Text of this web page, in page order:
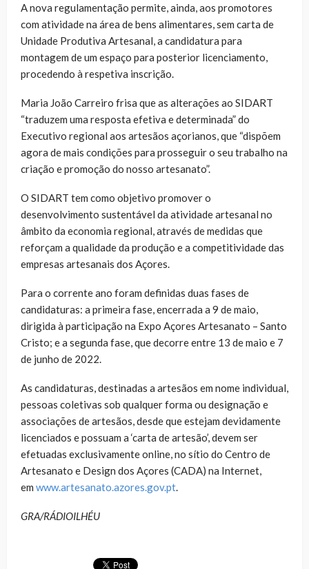
A nova regulamentação permite, ainda, aos promotores
com atividade na área de bens alimentares, sem carta de
Unidade Produtiva Artesanal, a candidatura para
montagem de um espaço para posterior licenciamento,
procedendo à respetiva inscrição.
Maria João Carreiro frisa que as alterações ao SIDART
“traduzem uma resposta efetiva e determinada” do
Executivo regional aos artesãos açorianos, que “dispõem
agora de mais condições para prosseguir o seu trabalho na
criação e promoção do nosso artesanato”.
O SIDART tem como objetivo promover o
desenvolvimento sustentável da atividade artesanal no
âmbito da economia regional, através de medidas que
reforçam a qualidade da produção e a competitividade das
empresas artesanais dos Açores.
Para o corrente ano foram definidas duas fases de
candidaturas: a primeira fase, encerrada a 9 de maio,
dirigida à participação na Expo Açores Artesanato – Santo
Cristo; e a segunda fase, que decorre entre 13 de maio e 7
de junho de 2022.
As candidaturas, destinadas a artesãos em nome individual,
pessoas coletivas sob qualquer forma ou designação e
associações de artesãos, desde que estejam devidamente
licenciados e possuam a ‘carta de artesão’, devem ser
efetuadas exclusivamente online, no sítio do Centro de
Artesanato e Design dos Açores (CADA) na Internet,
em www.artesanato.azores.gov.pt.
GRA/RÁDIOILHÉU